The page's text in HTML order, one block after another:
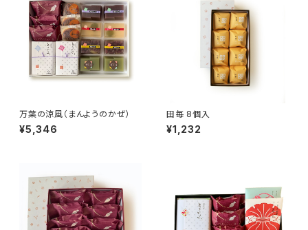
万葉の涼風（まんようのかぜ）
¥5,346
田毎 8個入
¥1,232